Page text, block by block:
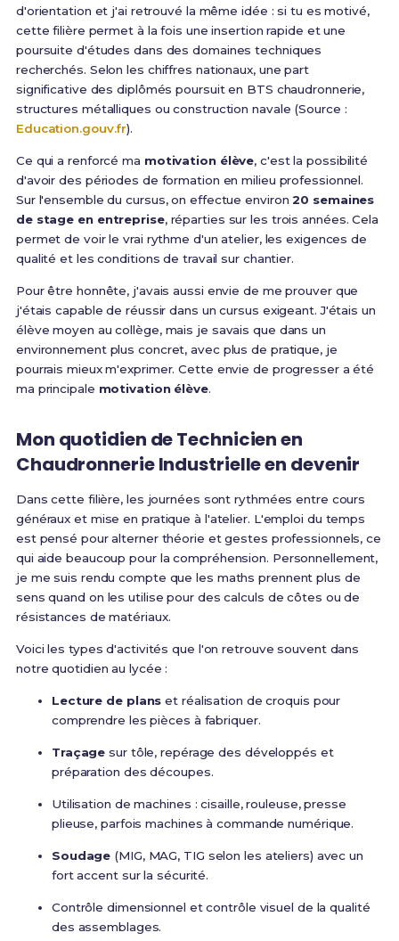
d'orientation et j'ai retrouvé la même idée : si tu es motivé,
cette filière permet à la fois une insertion rapide et une
poursuite d'études dans des domaines techniques
recherchés. Selon les chiffres nationaux, une part
significative des diplômés poursuit en BTS chaudronnerie,
structures métalliques ou construction navale (Source :
Education.gouv.fr).
Ce qui a renforcé ma motivation élève, c'est la possibilité
d'avoir des périodes de formation en milieu professionnel.
Sur l'ensemble du cursus, on effectue environ20 semaines
de stage en entreprise, réparties sur les trois années. Cela
permet de voir le vrai rythme d'un atelier, les exigences de
qualité et les conditions de travail sur chantier.
Pour être honnête, j'avais aussi envie de me prouver que
j'étais capable de réussir dans un cursus exigeant. J'étais un
élève moyen au collège, mais je savais que dans un
environnement plus concret, avec plus de pratique, je
pourrais mieux m'exprimer. Cette envie de progresser a été
ma principale motivation élève.
Mon quotidien de Technicien en
Chaudronnerie Industrielle en devenir
Dans cette filière, les journées sont rythmées entre cours
généraux et mise en pratique à l'atelier. L'emploi du temps
est pensé pour alterner théorie et gestes professionnels, ce
qui aide beaucoup pour la compréhension. Personnellement,
je me suis rendu compte que les maths prennent plus de
sens quand on les utilise pour des calculs de côtes ou de
résistances de matériaux.
Voici les types d'activités que l'on retrouve souvent dans
notre quotidien au lycée :
Lecture de plans et réalisation de croquis pour
comprendre les pièces à fabriquer.
Traçage sur tôle, repérage des développés et
préparation des découpes.
Utilisation de machines : cisaille, rouleuse, presse
plieuse, parfois machines à commande numérique.
Soudage (MIG, MAG, TIG selon les ateliers) avec un
fort accent sur la sécurité.
Contrôle dimensionnel et contrôle visuel de la qualité
des assemblages.